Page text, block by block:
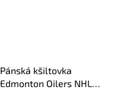
Pánská kšiltovka
Edmonton Oilers NHL